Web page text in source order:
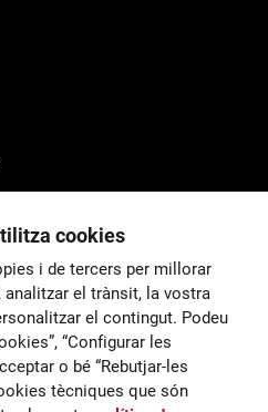
cookies
i de tercers per millorar
analitzar el trànsit, la vostra
el contingut. Podeu
“Configurar les
o bé “Rebutjar-les
tècniques que són